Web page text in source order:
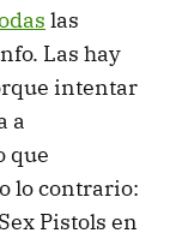
las
Las hay
intentar
a
que
lo contrario:
Pistols en